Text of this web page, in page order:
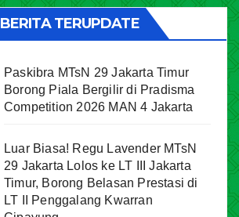
BERITA TERUPDATE
Paskibra MTsN 29 Jakarta Timur
Borong Piala Bergilir di Pradisma
Competition 2026 MAN 4 Jakarta
Luar Biasa! Regu Lavender MTsN
29 Jakarta Lolos ke LT III Jakarta
Timur, Borong Belasan Prestasi di
LT II Penggalang Kwarran